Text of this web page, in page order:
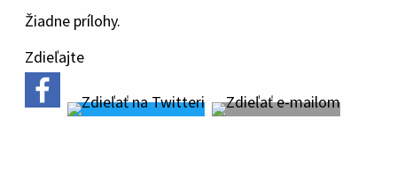
Žiadne prílohy.
Zdieľajte